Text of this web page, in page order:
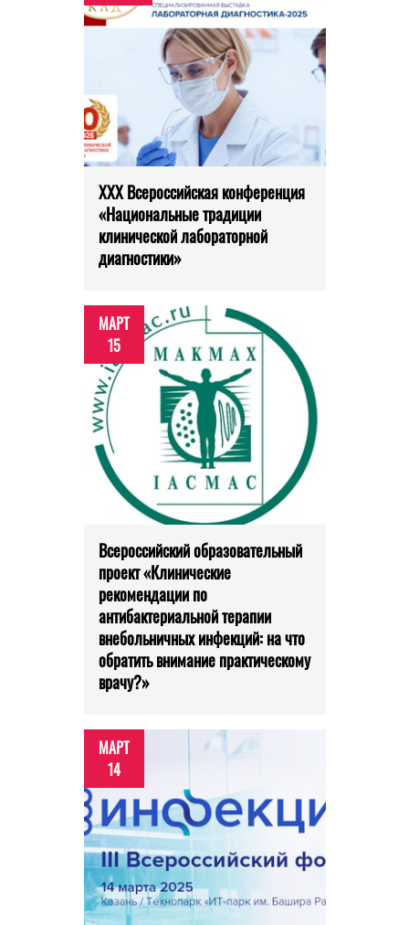
XXX Всероссийская конференция
«Национальные традиции
клинической лабораторной
диагностики»
МАРТ
15
Всероссийский образовательный
проект «Клинические
рекомендации по
антибактериальной терапии
внебольничных инфекций: на что
обратить внимание практическому
врачу?»
МАРТ
14